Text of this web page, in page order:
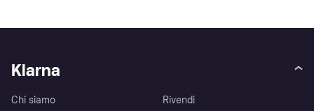
Klarna
Chi siamo
Rivendi